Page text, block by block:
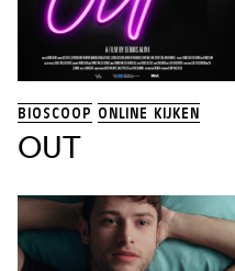
BIOSCOOP ONLINE KIJKEN
OUT